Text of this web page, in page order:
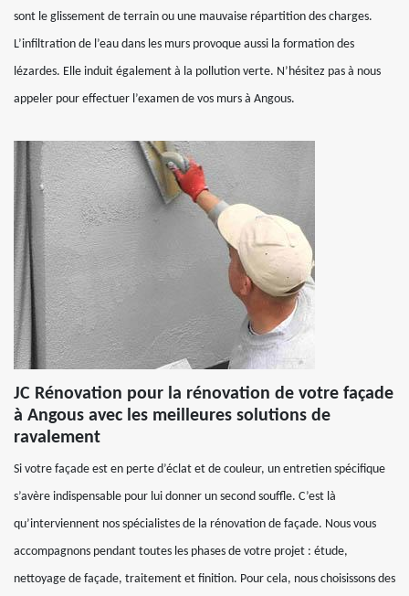
sont le glissement de terrain ou une mauvaise répartition des charges.
L’infiltration de l’eau dans les murs provoque aussi la formation des
lézardes. Elle induit également à la pollution verte. N’hésitez pas à nous
appeler pour effectuer l’examen de vos murs à Angous.
JC Rénovation pour la rénovation de votre façade
à Angous avec les meilleures solutions de
ravalement
Si votre façade est en perte d’éclat et de couleur, un entretien spécifique
s’avère indispensable pour lui donner un second souffle. C’est là
qu’interviennent nos spécialistes de la rénovation de façade. Nous vous
accompagnons pendant toutes les phases de votre projet : étude,
nettoyage de façade, traitement et finition. Pour cela, nous choisissons des